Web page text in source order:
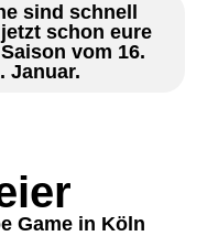
sind schnell
schon eure
vom 16.
Januar.
Game in Köln